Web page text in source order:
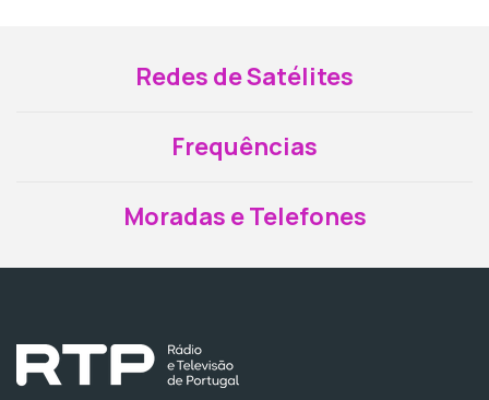
Redes de Satélites
Frequências
Moradas e Telefones